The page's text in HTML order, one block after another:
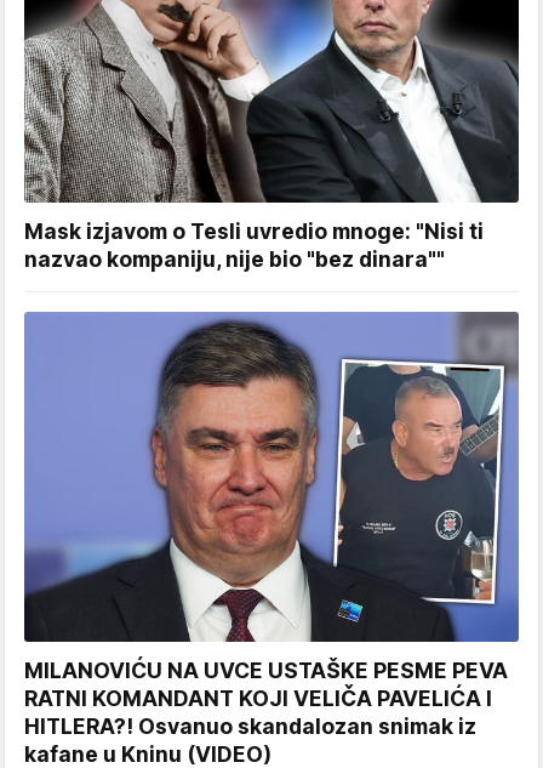
Mask izjavom o Tesli uvredio mnoge: "Nisi ti
nazvao kompaniju, nije bio "bez dinara""
MILANOVIĆU NA UVCE USTAŠKE PESME PEVA
RATNI KOMANDANT KOJI VELIČA PAVELIĆA I
HITLERA?! Osvanuo skandalozan snimak iz
kafane u Kninu (VIDEO)